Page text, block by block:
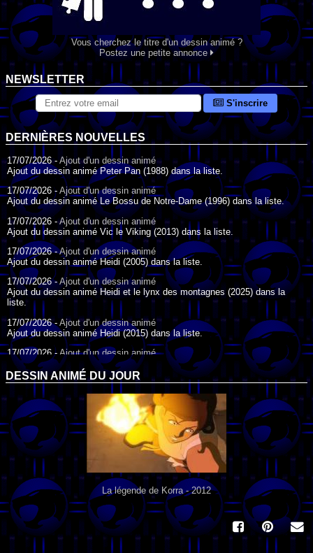
Vous cherchez le titre d'un dessin animé ?
Postez une petite annonce
NEWSLETTER
S'inscrire
DERNIÈRES NOUVELLES
17/07/2026 -Ajout d'un dessin animé
Ajout du dessin animé Peter Pan (1988) dans la liste.
17/07/2026 - Ajout d'un dessin animé
Ajout du dessin animé Le Bossu de Notre-Dame (1996) dans la liste.
17/07/2026 -Ajout d'un dessin animé
Ajout du dessin animé Vic le Viking (2013) dans la liste.
17/07/2026 -Ajout d'un dessin animé
Ajout du dessin animé Heidi (2005) dans la liste.
17/07/2026 -Ajout d'un dessin animé
Ajout du dessin animé Heidi et le lynx des montagnes (2025) dans la
liste.
17/07/2026 - Ajout d'un dessin animé
Ajout du dessin animé Heidi (2015) dans la liste.
17/07/2026 - Ajout d'un dessin animé
Ajout du dessin animé Heidi (1995) dans la liste.
09/07/2026 -Ajout d'un dessin animé
Ajout du dessin animé Genki l'Aventurier de la Chance (2006) dans la
liste.
04/07/2026 -
Ajout d'un dessin animé
Ajout du dessin animé Vilain Petit Canard (2000) dans la liste.
04/07/2026 -
Ajout d'un dessin animé
Ajout du dessin animé Le Noël du vilain petit canard (2003) dans la liste.
DESSIN ANIMÉ DU JOUR
La légende de Korra - 2012